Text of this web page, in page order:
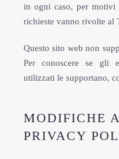
in ogni caso, per motivi
richieste vanno rivolte al
Questo sito web non
Per conoscere se gli
utilizzati le supportano,
MODIFICHE
PRIVACY